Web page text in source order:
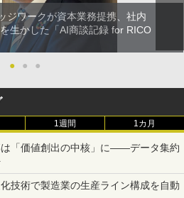
ジワークが資本業務提携、社内
生かした「AI商談記録 for RICO
●
● ●
1週間 1カ月
「価値創出の中核」に――データ集約
技術で製造業の生産ライン構成を自動